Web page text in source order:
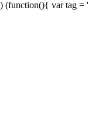
) (function(){ var tag = '